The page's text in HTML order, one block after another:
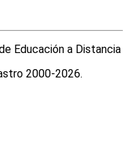
2000-2026.